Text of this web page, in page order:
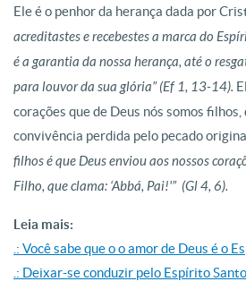
Ele é o penhor da herança dada por
acreditastes e recebestes a marca do
é a garantia da nossa herança, até o
para louvor da sua glória” (Ef 1, 13-14).
corações que de Deus nós somos
convivência perdida pelo pecado
filhos é que Deus enviou aos nossos
Filho, que clama: ‘Abbá, Pai!'” (Gl 4, 6).
Leia mais:
.: Você sabe que o o amor de Deus é o
.: Deixar-se conduzir pelo Espírito Santo